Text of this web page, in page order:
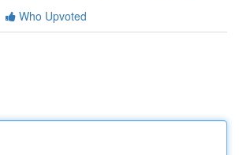
Who Upvoted